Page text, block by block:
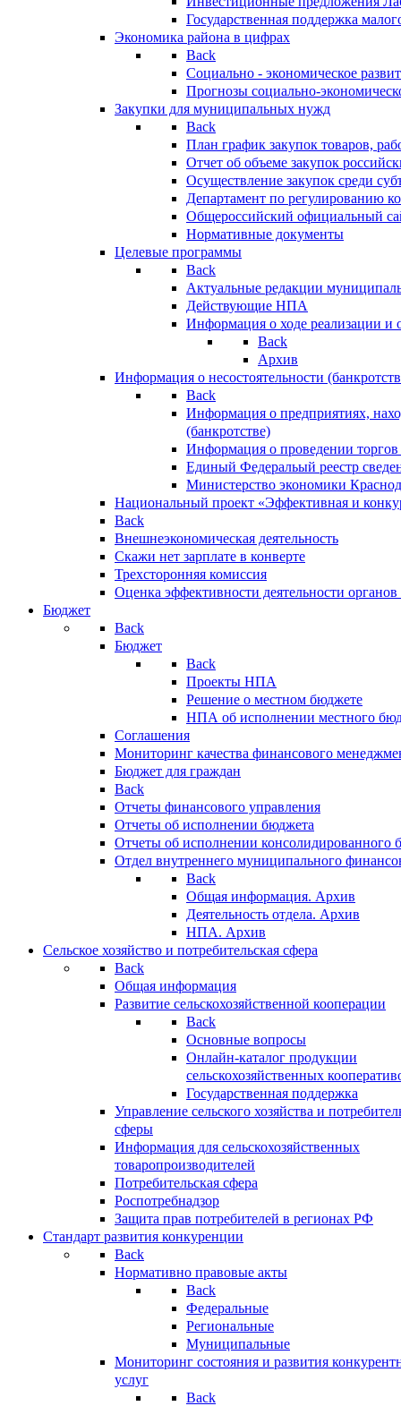
Государственная поддержка
Экономика района в цифрах
Back
Социально - экономическое
Прогнозы социально-
Закупки для муниципальных нужд
Back
План график закупок товаров,
Отчет об объеме закупок
Осуществление закупок среди
Департамент по регулированию
Общероссийский официальный
Нормативные документы
Целевые программы
Back
Актуальные редакции
Действующие НПА
Информация о ходе реализации
Back
Архив
Информация о несостоятельности
Back
Информация о предприятиях,
(банкротстве)
Информация о проведении
Единый Федеральый реестр
Министерство экономики
Национальный проект «Эффективная и
Back
Внешнеэкономическая деятельность
Скажи нет зарплате в конверте
Трехсторонняя комиссия
Оценка эффективности деятельности
Бюджет
Back
Бюджет
Back
Проекты НПА
Решение о местном бюджете
НПА об исполнении местного
Соглашения
Мониторинг качества финансового
Бюджет для граждан
Back
Отчеты финансового управления
Отчеты об исполнении бюджета
Отчеты об исполнении консолидированного
Отдел внутреннего муниципального
Back
Общая информация. Архив
Деятельность отдела. Архив
НПА. Архив
Сельское хозяйство и потребительская сфера
Back
Общая информация
Развитие сельскохозяйственной кооперации
Back
Основные вопросы
Онлайн-каталог продукции
сельскохозяйственных
Государственная поддержка
Управление сельского хозяйства и
сферы
Информация для сельскохозяйственных
товаропроизводителей
Потребительская сфера
Роспотребнадзор
Защита прав потребителей в регионах РФ
Стандарт развития конкуренции
Back
Нормативно правовые акты
Back
Федеральные
Региональные
Муниципальные
Мониторинг состояния и развития
услуг
Back